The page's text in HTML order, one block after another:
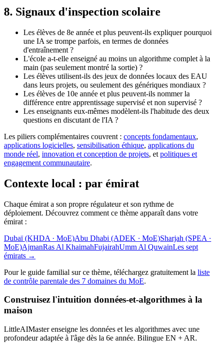
8. Signaux d'inspection scolaire
Les élèves de 8e année et plus peuvent-ils expliquer pourquoi
une IA se trompe parfois, en termes de données
d'entraînement ?
L'école a-t-elle enseigné au moins un algorithme complet à la
main (pas seulement montré la sortie) ?
Les élèves utilisent-ils des jeux de données locaux des EAU
dans leurs projets, ou seulement des génériques mondiaux ?
Les élèves de 10e année et plus peuvent-ils nommer la
différence entre apprentissage supervisé et non supervisé ?
Les enseignants eux-mêmes modèlent-ils l'habitude des deux
questions en discutant de l'IA ?
Les piliers complémentaires couvrent : concepts fondamentaux,
applications logicielles, sensibilisation éthique, applications du
monde réel, innovation et conception de projets, et politiques et
engagement communautaire.
Contexte local : par émirat
Chaque émirat a son propre régulateur et son rythme de
déploiement. Découvrez comment ce thème apparaît dans votre
émirat :
Dubaï (KHDA · MoE)Abu Dhabi (ADEK · MoE)Sharjah (SPEA ·
MoE)AjmanRas Al KhaimahFujairahUmm Al QuwainLes sept
émirats →
Pour le guide familial sur ce thème, téléchargez gratuitement la liste
de contrôle parentale des 7 domaines du MoE.
Construisez l'intuition données-et-algorithmes à la
maison
LittleAIMaster enseigne les données et les algorithmes avec une
profondeur adaptée à l'âge dès la 6e année. Bilingue EN + AR.